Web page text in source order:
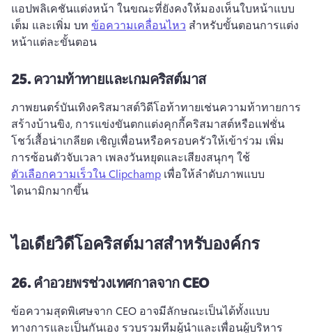
แอปพลิเคชันแต่งหน้า ในขณะที่ยังคงให้มองเห็นใบหน้าแบบ
เต็ม และเพิ่ม บท ข้อความเคลื่อนไหว สําหรับขั้นตอนการแต่ง
หน้าแต่ละขั้นตอน
25.ความท้าทายและเกมคริสต์มาส
ภาพยนตร์บันเทิงคริสมาสต์วิดีโอท้าทายเช่นความท้าทายการ
สร้างบ้านขิง, การแข่งขันตกแต่งคุกกี้คริสมาสต์หรือแฟชั่น
โชว์เสื้อน่าเกลียด เชิญเพื่อนหรือครอบครัวให้เข้าร่วม เพิ่ม
การซ้อนตัวจับเวลา เพลงวันหยุดและเสียงสนุกๆ ใช้
ตัวเลือกความเร็วใน Clipchamp เพื่อให้ลําดับภาพแบบ
ไดนามิกมากขึ้น
ไอเดียวิดีโอคริสต์มาสสำหรับองค์กร
26.คำอวยพรช่วงเทศกาลจาก CEO
ข้อความสุดพิเศษจาก CEO อาจมีลักษณะเป็นได้ทั้งแบบ
ทางการและเป็นกันเอง รวบรวมทีมผู้นําและเพื่อนผู้บริหาร